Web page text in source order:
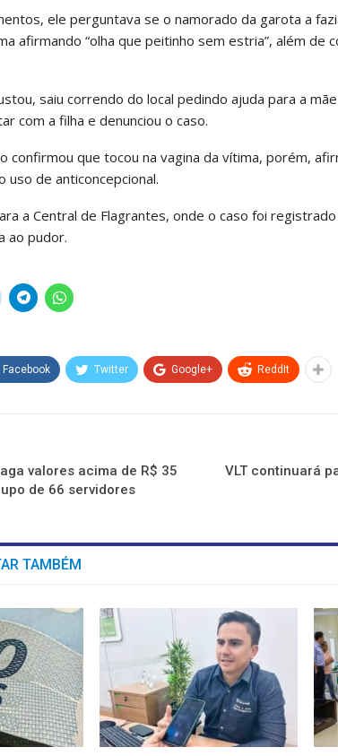
ele perguntava se o namorado da garota a
afirmando “olha que peitinho sem estria”, além de
saiu correndo do local pedindo ajuda para a
com a filha e denunciou o caso.
confirmou que tocou na vagina da vítima, porém,
uso de anticoncepcional.
a Central de Flagrantes, onde o caso foi
ao pudor.
Clique
janela)
Clique
para
em
nova
janela)
Clique
para
em
nova
janela)
Facebook Twitter Google+ ReddIt
valores acima de R$ 35
de 66 servidores
VLT continuará
TAMBÉM